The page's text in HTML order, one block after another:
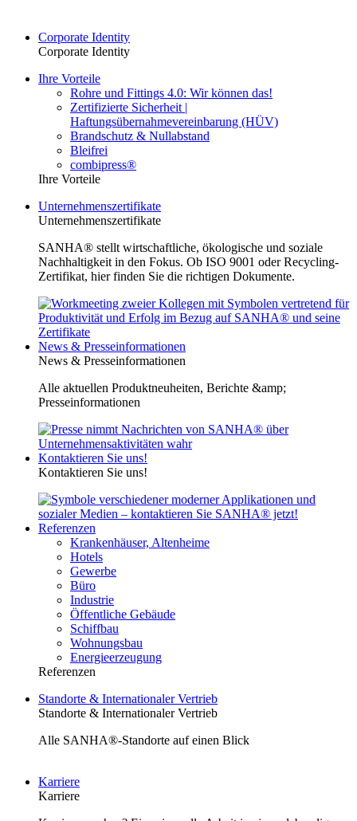
Corporate Identity
Corporate Identity
Ihre Vorteile
Rohre und Fittings 4.0: Wir können das!
Zertifizierte Sicherheit |
Haftungsübernahmevereinbarung (HÜV)
Brandschutz & Nullabstand
Bleifrei
combipress®
Ihre Vorteile
Unternehmenszertifikate
Unternehmenszertifikate
SANHA® stellt wirtschaftliche, ökologische und soziale
Nachhaltigkeit in den Fokus. Ob ISO 9001 oder Recycling-
Zertifikat, hier finden Sie die richtigen Dokumente.
News & Presseinformationen
News & Presseinformationen
Alle aktuellen Produktneuheiten, Berichte &amp;
Presseinformationen
Kontaktieren Sie uns!
Kontaktieren Sie uns!
Referenzen
Krankenhäuser, Altenheime
Hotels
Gewerbe
Büro
Industrie
Öffentliche Gebäude
Schiffbau
Wohnungsbau
Energieerzeugung
Referenzen
Standorte & Internationaler Vertrieb
Standorte & Internationaler Vertrieb
Alle SANHA®-Standorte auf einen Blick
Karriere
Karriere